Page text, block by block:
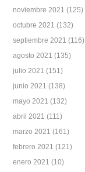
noviembre 2021 (125)
octubre 2021 (132)
septiembre 2021 (116)
agosto 2021 (135)
julio 2021 (151)
junio 2021 (138)
mayo 2021 (132)
abril 2021 (111)
marzo 2021 (161)
febrero 2021 (121)
enero 2021 (10)